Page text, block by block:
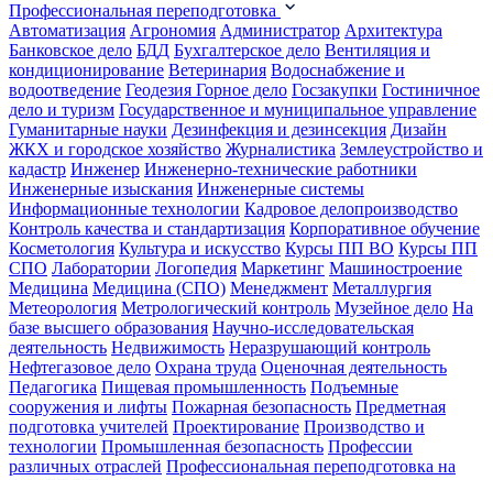
Профессиональная переподготовка
Автоматизация Агрономия Администратор Архитектура
Банковское дело БДД Бухгалтерское дело Вентиляция и
кондиционирование Ветеринария Водоснабжение и
водоотведение Геодезия Горное дело Госзакупки Гостиничное
дело и туризм Государственное и муниципальное управление
Гуманитарные науки Дезинфекция и дезинсекция Дизайн
ЖКХ и городское хозяйство Журналистика Землеустройство и
кадастр Инженер Инженерно-технические работники
Инженерные изыскания Инженерные системы
Информационные технологии Кадровое делопроизводство
Контроль качества и стандартизация Корпоративное обучение
Косметология Культура и искусство Курсы ПП ВО Курсы ПП
СПО Лаборатории Логопедия Маркетинг Машиностроение
Медицина Медицина (СПО) Менеджмент Металлургия
Метеорология Метрологический контроль Музейное дело На
базе высшего образования Научно-исследовательская
деятельность Недвижимость Неразрушающий контроль
Нефтегазовое дело Охрана труда Оценочная деятельность
Педагогика Пищевая промышленность Подъемные
сооружения и лифты Пожарная безопасность Предметная
подготовка учителей Проектирование Производство и
технологии Промышленная безопасность Профессии
различных отраслей Профессиональная переподготовка на